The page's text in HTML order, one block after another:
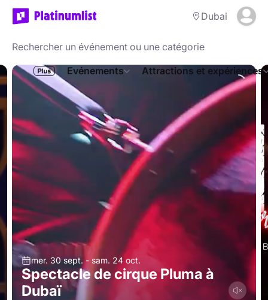
Dubai
Evénements Attractions et expériences
Spectacle de cirque Pluma à
Dubaï
mer. 30 sept. - sam. 24 oct.